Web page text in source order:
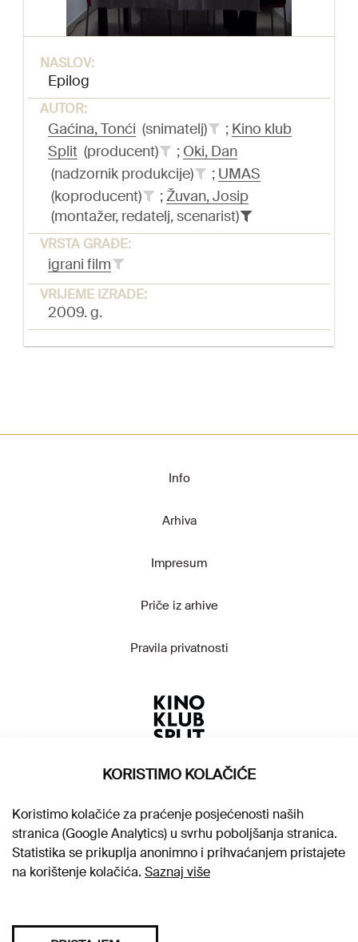
NASLOV:
Epilog
AUTOR:
Gaćina, Tonći (snimatelj) ; Kino klub
Split (producent) ; Oki, Dan
(nadzornik produkcije)
; UMAS
(koproducent)
;Žuvan, Josip
(montažer, redatelj, scenarist)
VRSTA GRAĐE:
igrani film
VRIJEME IZRADE:
2009. g.
Info
Arhiva
Impresum
Priče iz arhive
Pravila privatnosti
KORISTIMO KOLAČIĆE
Koristimo kolačiće za praćenje posjećenosti naših
stranica (Google Analytics) u svrhu poboljšanja stranica.
Statistika se prikuplja anonimno i prihvaćanjem pristajete
na korištenje kolačića. Saznaj više